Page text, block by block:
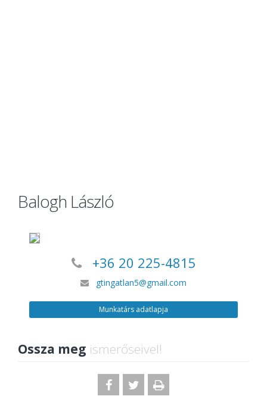
Balogh László
+36 20 225-4815
gtingatlan5@gmail.com
Munkatárs adatlapja
Ossza meg ismerőseivel!